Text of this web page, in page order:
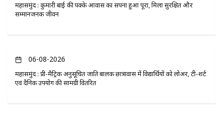
महासमुंद : कुमारी बाई की पक्के आवास का सपना हुआ पूरा, मिला सुरक्षित और
सम्मानजनक जीवन
06-08-2026
महासमुंद : प्री-मैट्रिक अनुसूचित जाति बालक छात्रावास में विद्यार्थियों को लोअर, टी-शर्ट
एवं दैनिक उपयोग की सामग्री वितरित